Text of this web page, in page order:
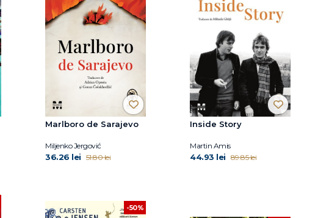
Marlboro de Sarajevo
Miljenko Jergović
36.26 lei 51.80 lei
Inside Story
Martin Amis
44.93 lei 89.85 lei
-50%